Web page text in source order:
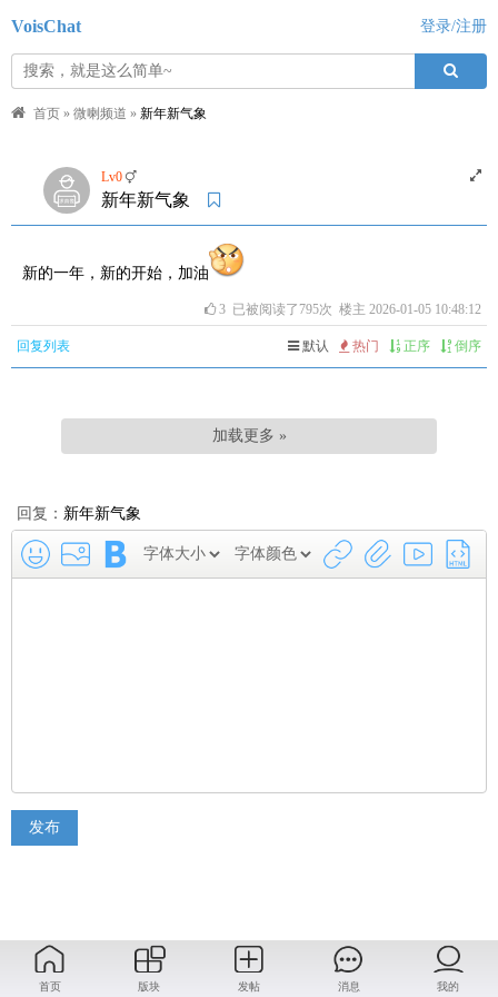
首页 版块 发帖 消息 我的
VoisChat 登录/注册
首页 » 微喇频道 » 新年新气象
Lv0
新年新气象
新的一年，新的开始，加油
3 已被阅读了795次 楼主 2026-01-05 10:48:12
回复列表 默认 热门 正序 倒序
加载更多 »
回复： 新年新气象
发布